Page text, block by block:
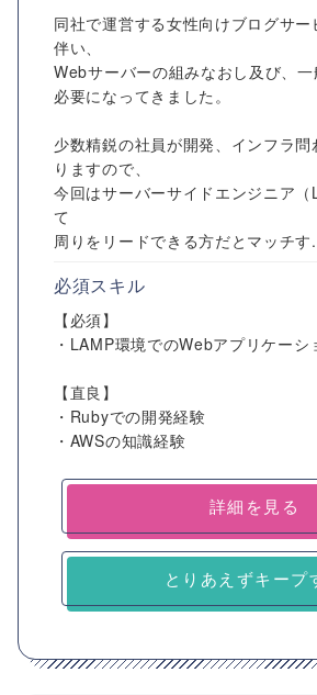
同社で運営する女性向けブログサー
伴い、
Webサーバーの組みなおし及び、
必要になってきました。
少数精鋭の社員が開発、インフラ問
りますので、
今回はサーバーサイドエンジニア（
て
周りをリードできる方だとマッチす
必須スキル
【必須】
・LAMP環境でのWebアプリケー
【直良】
・Rubyでの開発経験
・AWSの知識経験
詳細を見る
とりあえずキープ